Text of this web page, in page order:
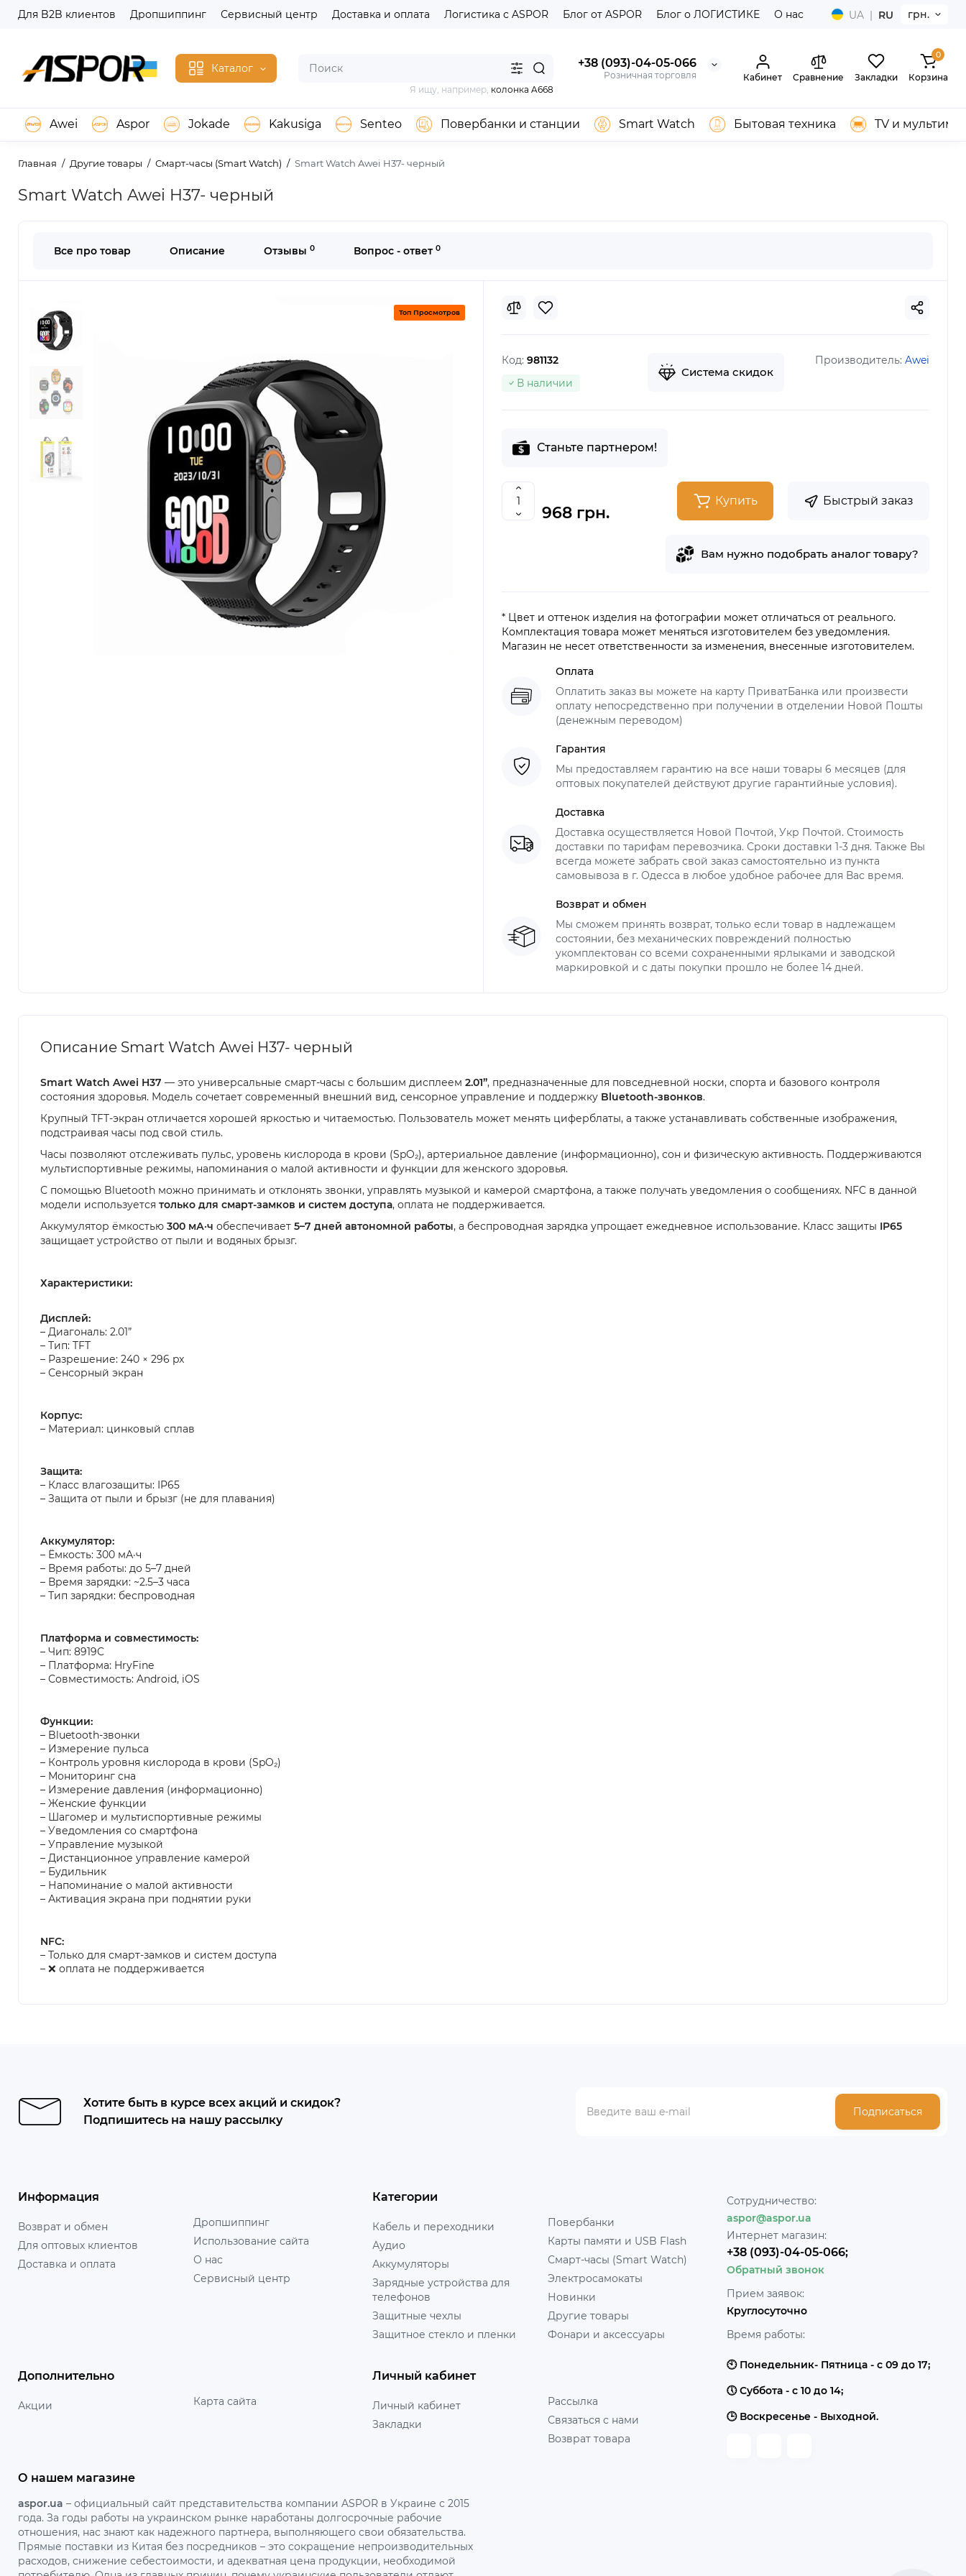
Для B2B клиентов Дропшиппинг Сервисный центр Доставка и оплата Логистика с ASPOR Блог от ASPOR Блог о ЛОГИСТИКЕ О нас UA | RU грн.
Каталог +38 (093)-04-05-066
Розничная торговля
Я ищу, например, колонка A668
Кабинет Сравнение Закладки
0
Корзина
Awei Aspor Jokade Kakusiga Senteo Повербанки и станции Smart Watch Бытовая техника TV и
Главная Другие товары Смарт-часы (Smart Watch) Smart Watch Awei H37- черный
Smart Watch Awei H37- черный
Все про товар Описание Отзывы 0 Вопрос - ответ 0
Топ Просмотров
Код: 981132 Производитель: Awei
В наличии
Система скидок
Станьте партнером!
968 грн.
Купить Быстрый заказ
Вам нужно подобрать аналог товару?
* Цвет и оттенок изделия на фотографии может отличаться от реального.
Комплектация товара может меняться изготовителем без уведомления.
Магазин не несет ответственности за изменения, внесенные изготовителем.
Оплата
Оплатить заказ вы можете на карту ПриватБанка или произвести
оплату непосредственно при получении в отделении Новой Пошты
(денежным переводом)
Гарантия
Мы предоставляем гарантию на все наши товары 6 месяцев (для
оптовых покупателей действуют другие гарантийные условия).
Доставка
Доставка осуществляется Новой Почтой, Укр Почтой. Стоимость
доставки по тарифам перевозчика. Сроки доставки 1-3 дня. Также Вы
всегда можете забрать свой заказ самостоятельно из пункта
самовывоза в г. Одесса в любое удобное рабочее для Вас время.
Возврат и обмен
Мы сможем принять возврат, только если товар в надлежащем
состоянии, без механических повреждений полностью
укомплектован со всеми сохраненными ярлыками и заводской
маркировкой и с даты покупки прошло не более 14 дней.
Описание Smart Watch Awei H37- черный
Smart Watch Awei H37 — это универсальные смарт-часы с большим дисплеем 2.01”, предназначенные для повседневной носки, спорта и базового контроля
состояния здоровья. Модель сочетает современный внешний вид, сенсорное управление и поддержку Bluetooth-звонков.
Крупный TFT-экран отличается хорошей яркостью и читаемостью. Пользователь может менять циферблаты, а также устанавливать собственные изображения,
подстраивая часы под свой стиль.
Часы позволяют отслеживать пульс, уровень кислорода в крови (SpO₂), артериальное давление (информационно), сон и физическую активность. Поддерживаются
мультиспортивные режимы, напоминания о малой активности и функции для женского здоровья.
С помощью Bluetooth можно принимать и отклонять звонки, управлять музыкой и камерой смартфона, а также получать уведомления о сообщениях. NFC в данной
модели используется только для смарт-замков и систем доступа, оплата не поддерживается.
Аккумулятор ёмкостью 300 мА·ч обеспечивает 5–7 дней автономной работы, а беспроводная зарядка упрощает ежедневное использование. Класс защиты IP65
защищает устройство от пыли и водяных брызг.
Характеристики:
Дисплей:
– Диагональ: 2.01”
– Тип: TFT
– Разрешение: 240 × 296 px
– Сенсорный экран
Корпус:
– Материал: цинковый сплав
Защита:
– Класс влагозащиты: IP65
– Защита от пыли и брызг (не для плавания)
Аккумулятор:
– Ёмкость: 300 мА·ч
– Время работы: до 5–7 дней
– Время зарядки: ~2.5–3 часа
– Тип зарядки: беспроводная
Платформа и совместимость:
– Чип: 8919C
– Платформа: HryFine
– Совместимость: Android, iOS
Функции:
– Bluetooth-звонки
– Измерение пульса
– Контроль уровня кислорода в крови (SpO₂)
– Мониторинг сна
– Измерение давления (информационно)
– Женские функции
– Шагомер и мультиспортивные режимы
– Уведомления со смартфона
– Управление музыкой
– Дистанционное управление камерой
– Будильник
– Напоминание о малой активности
– Активация экрана при поднятии руки
NFC:
– Только для смарт-замков и систем доступа
– ❌ оплата не поддерживается
Хотите быть в курсе всех акций и скидок?
Подпишитесь на нашу рассылку
Подписаться
Информация
Возврат и обмен
Для оптовых клиентов
Доставка и оплата
Дропшиппинг
Использование сайта
О нас
Сервисный центр
Категории
Кабель и переходники
Аудио
Аккумуляторы
Зарядные устройства для
телефонов
Защитные чехлы
Защитное стекло и пленки
Повербанки
Карты памяти и USB Flash
Смарт-часы (Smart Watch)
Электросамокаты
Новинки
Другие товары
Фонари и аксессуары
Дополнительно
Акции Карта сайта
Личный кабинет
Личный кабинет
Закладки
Рассылка
Связаться с нами
Возврат товара
Сотрудничество:
aspor@aspor.ua
Интернет магазин:
+38 (093)-04-05-066;
Обратный звонок
Прием заявок:
Круглосуточно
Время работы:
🕙 Понедельник- Пятница - с 09 до 17;
🕔 Суббота - с 10 до 14;
🕒 Воскресенье - Выходной.
О нашем магазине
aspor.ua – официальный сайт представительства компании ASPOR в Украине с 2015
года. За годы работы на украинском рынке наработаны долгосрочные рабочие
отношения, нас знают как надежного партнера, выполняющего свои обязательства.
Прямые поставки из Китая без посредников – это сокращение непроизводительных
расходов, снижение себестоимости, и адекватная цена продукции, необходимой